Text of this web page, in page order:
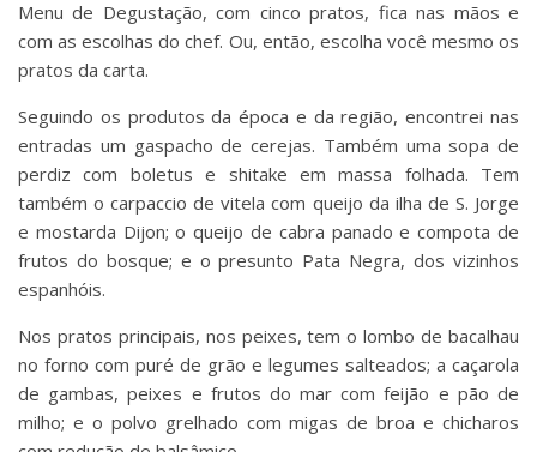
Menu de Degustação, com cinco pratos, fica nas mãos e
com as escolhas do chef. Ou, então, escolha você mesmo os
pratos da carta.
Seguindo os produtos da época e da região, encontrei nas
entradas um gaspacho de cerejas. Também uma sopa de
perdiz com boletus e shitake em massa folhada. Tem
também o carpaccio de vitela com queijo da ilha de S. Jorge
e mostarda Dijon; o queijo de cabra panado e compota de
frutos do bosque; e o presunto Pata Negra, dos vizinhos
espanhóis.
Nos pratos principais, nos peixes, tem o lombo de bacalhau
no forno com puré de grão e legumes salteados; a caçarola
de gambas, peixes e frutos do mar com feijão e pão de
milho; e o polvo grelhado com migas de broa e chicharos